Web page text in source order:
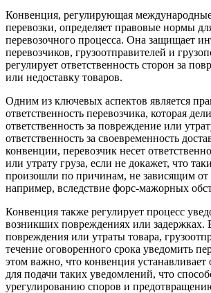
Конвенция, регулирующая
перевозки, определяет правовые нормы
перевозочного процесса. Она защищает
перевозчиков, грузоотправителей и
регулирует ответственность сторон за
или недоставку товаров.
Одним из ключевых аспектов является
ответственность перевозчика, которая
ответственность за повреждение или
ответственность за своевременность
конвенции, перевозчик несет
или утрату груза, если не докажет, что
произошли по причинам, не зависящим от
например, вследствие форс-мажорных
Конвенция также регулирует процесс
возникших повреждениях или задержках.
повреждения или утраты товара,
течение оговоренного срока уведомить
этом важно, что конвенция устанавливает
для подачи таких уведомлений, что
урегулированию споров и